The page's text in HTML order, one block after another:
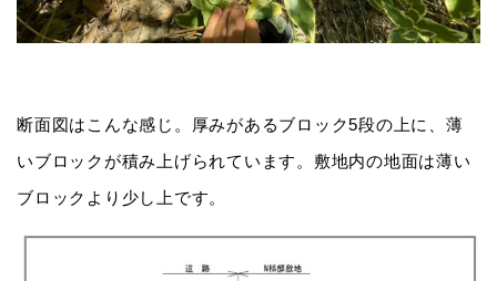
断面図はこんな感じ。厚みがあるブロック5段の上に、薄
いブロックが積み上げられています。敷地内の地面は薄い
ブロックより少し上です。